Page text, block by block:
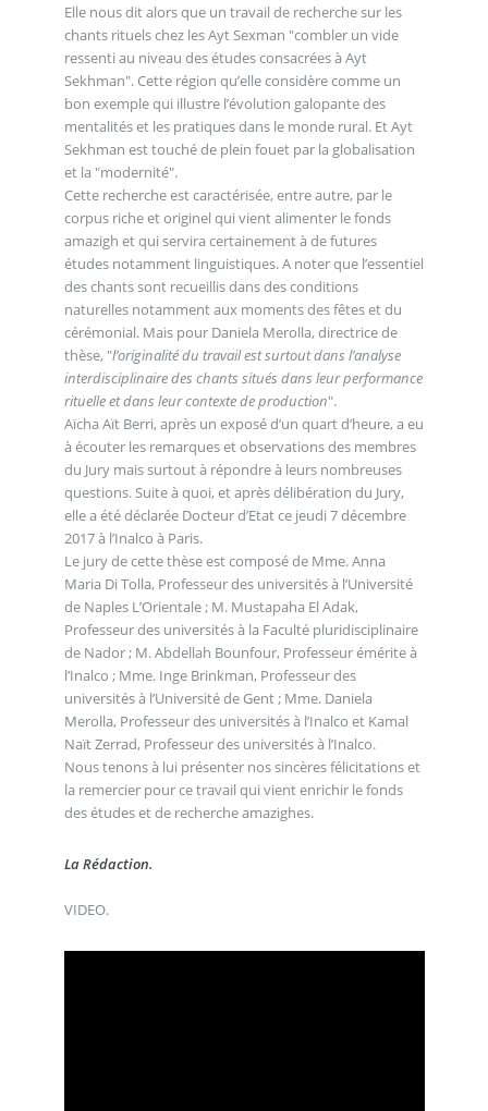
Elle nous dit alors que un travail de recherche sur les
chants rituels chez les Ayt Sexman "combler un vide
ressenti au niveau des études consacrées à Ayt
Sekhman". Cette région qu’elle considère comme un
bon exemple qui illustre l’évolution galopante des
mentalités et les pratiques dans le monde rural. Et Ayt
Sekhman est touché de plein fouet par la globalisation
et la "modernité".
Cette recherche est caractérisée, entre autre, par le
corpus riche et originel qui vient alimenter le fonds
amazigh et qui servira certainement à de futures
études notamment linguistiques. A noter que l’essentiel
des chants sont recueillis dans des conditions
naturelles notamment aux moments des fêtes et du
cérémonial. Mais pour Daniela Merolla, directrice de
thèse, "l’originalité du travail est surtout dans l’analyse
interdisciplinaire des chants situés dans leur performance
rituelle et dans leur contexte de production".
Aïcha Aït Berri, après un exposé d’un quart d’heure, a eu
à écouter les remarques et observations des membres
du Jury mais surtout à répondre à leurs nombreuses
questions. Suite à quoi, et après délibération du Jury,
elle a été déclarée Docteur d’Etat ce jeudi 7 décembre
2017 à l’Inalco à Paris.
Le jury de cette thèse est composé de Mme. Anna
Maria Di Tolla, Professeur des universités à l’Université
de Naples L’Orientale ; M. Mustapaha El Adak,
Professeur des universités à la Faculté pluridisciplinaire
de Nador ; M. Abdellah Bounfour, Professeur émérite à
l’Inalco ; Mme. Inge Brinkman, Professeur des
universités à l’Université de Gent ; Mme. Daniela
Merolla, Professeur des universités à l’Inalco et Kamal
Naït Zerrad, Professeur des universités à l’Inalco.
Nous tenons à lui présenter nos sincères félicitations et
la remercier pour ce travail qui vient enrichir le fonds
des études et de recherche amazighes.
La Rédaction.
VIDEO.